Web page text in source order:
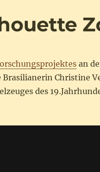
an
Brasilianerin Christine
des